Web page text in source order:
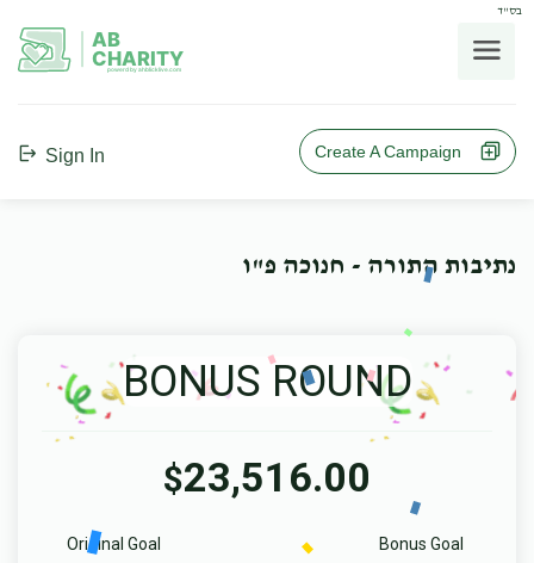
בס"ד
AB
CHARITY
powerd by ahblicklive.com
Sign In Create A Campaign
נתיבות התורה - חנוכה פ"ו
BONUS ROUND
$23,516.00
Bonus Goal
Original Goal